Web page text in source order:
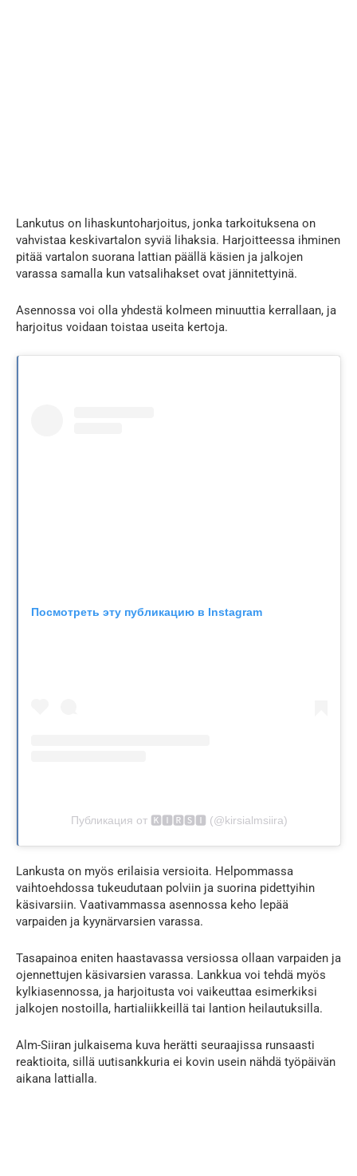
Lankutus on lihaskuntoharjoitus, jonka tarkoituksena on
vahvistaa keskivartalon syviä lihaksia. Harjoitteessa ihminen
pitää vartalon suorana lattian päällä käsien ja jalkojen
varassa samalla kun vatsalihakset ovat jännitettyinä.
Asennossa voi olla yhdestä kolmeen minuuttia kerrallaan, ja
harjoitus voidaan toistaa useita kertoja.
Посмотреть эту публикацию в Instagram
Публикация от 🅺🅸🆁🆂🅸 (@kirsialmsiira)
Lankusta on myös erilaisia versioita. Helpommassa
vaihtoehdossa tukeudutaan polviin ja suorina pidettyihin
käsivarsiin. Vaativammassa asennossa keho lepää
varpaiden ja kyynärvarsien varassa.
Tasapainoa eniten haastavassa versiossa ollaan varpaiden ja
ojennettujen käsivarsien varassa. Lankkua voi tehdä myös
kylkiasennossa, ja harjoitusta voi vaikeuttaa esimerkiksi
jalkojen nostoilla, hartialiikkeillä tai lantion heilautuksilla.
Alm-Siiran julkaisema kuva herätti seuraajissa runsaasti
reaktioita, sillä uutisankkuria ei kovin usein nähdä työpäivän
aikana lattialla.